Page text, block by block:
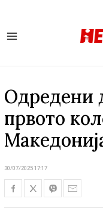
Одредени
првото
30/07/2025 17:17